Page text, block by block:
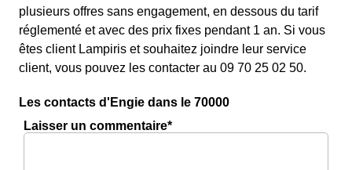
plusieurs offres sans engagement, en dessous du tarif
réglementé et avec des prix fixes pendant 1 an. Si vous
êtes client Lampiris et souhaitez joindre leur service
client, vous pouvez les contacter au 09 70 25 02 50.
Les contacts d'Engie dans le 70000
Laisser un commentaire*